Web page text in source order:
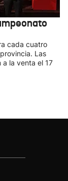
cada cuatro
Las
la venta el 17